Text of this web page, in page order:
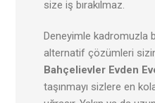
size iş bırakılmaz.
Deneyimle kadromuzla
alternatif çözümleri
Bahçelievler Evden
taşınmayı sizlere en